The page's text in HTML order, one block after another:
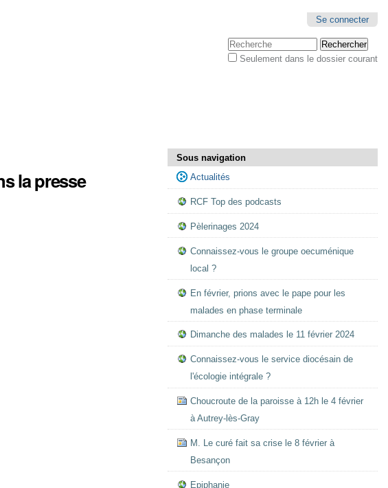
Se connecter
Chercher par
Seulement dans le dossier courant
la presse
Sous navigation
Actualités
RCF Top des podcasts
Pèlerinages 2024
Connaissez-vous le groupe oecuménique
local ?
En février, prions avec le pape pour les
malades en phase terminale
Dimanche des malades le 11 février 2024
Connaissez-vous le service diocésain de
l'écologie intégrale ?
Choucroute de la paroisse à 12h le 4 février
à Autrey-lès-Gray
M. Le curé fait sa crise le 8 février à
Besançon
Epiphanie